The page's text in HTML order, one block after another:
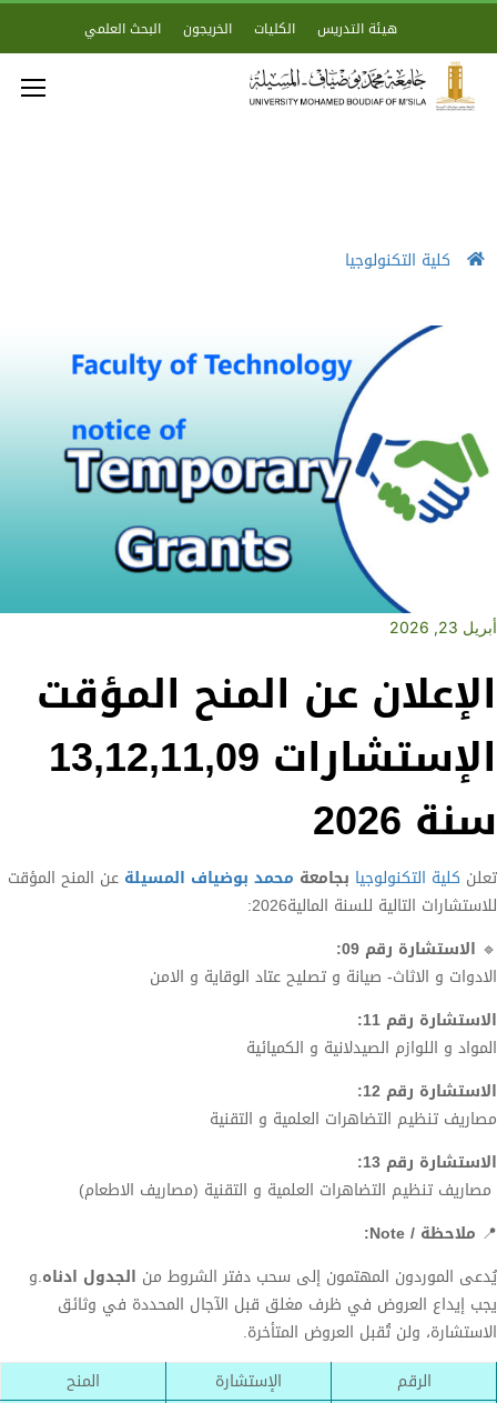
هيئة التدريس الكليات الخريجون البحث العلمي
كلية التكنولوجيا
أبريل 23, 2026
الإعلان عن المنح المؤقت
الإستشارات 13,12,11,09
سنة 2026
تعلن كلية التكنولوجيا بجامعة محمد بوضياف المسيلة عن المنح المؤقت
للاستشارات التالية للسنة المالية2026:
🔹 الاستشارة رقم 09:
الادوات و الاثاث- صيانة و تصليح عتاد الوقاية و الامن
الاستشارة رقم 11:
المواد و اللوازم الصيدلانية و الكميائية
الاستشارة رقم 12:
مصاريف تنظيم التضاهرات العلمية و التقنية
الاستشارة رقم 13:
مصاريف تنظيم التضاهرات العلمية و التقنية (مصاريف الاطعام)
📍 ملاحظة / Note:
يُدعى الموردون المهتمون إلى سحب دفتر الشروط من الجدول ادناه.و
يجب إيداع العروض في ظرف مغلق قبل الآجال المحددة في وثائق
الاستشارة، ولن تُقبل العروض المتأخرة.
الرقم
الإستشارة المنح